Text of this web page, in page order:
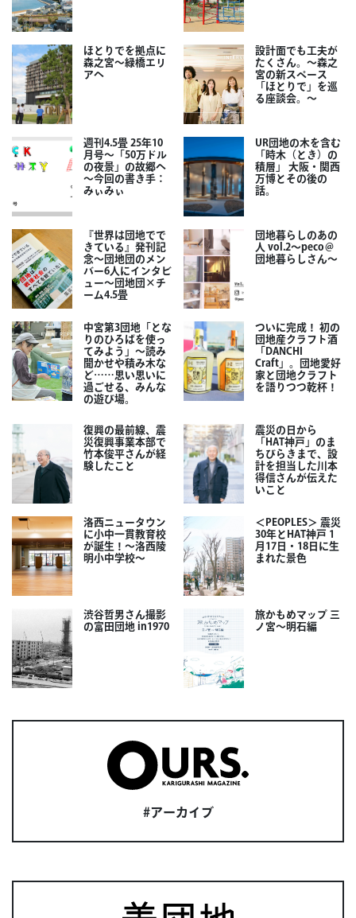
ほとりでを拠点に
森之宮～緑橋エリ
アへ
設計面でも工夫が
たくさん。～森之
宮の新スペース
「ほとりで」を巡
る座談会。～
週刊4.5畳 25年10
月号～「50万ドル
の夜景」の故郷へ
～今回の書き手：
みぃみぃ
UR団地の木を含む
「時木（とき）の
積層」 大阪・関西
万博とその後の
話。
『世界は団地でで
きている』発刊記
念～団地団のメン
バー6人にインタビ
ュー～団地団×チ
ーム4.5畳
団地暮らしのあの
人 vol.2～peco＠
団地暮らしさん～
中宮第3団地「とな
りのひろばを使っ
てみよう」～読み
聞かせや積み木な
ど……思い思いに
過ごせる、みんな
の遊び場。
ついに完成！ 初の
団地産クラフト酒
「DANCHI
Craft」。団地愛好
家と団地クラフト
を語りつつ乾杯！
復興の最前線、震
災復興事業本部で
竹本俊平さんが経
験したこと
震災の日から
「HAT神戸」のま
ちびらきまで、設
計を担当した川本
得信さんが伝えた
いこと
洛西ニュータウン
に小中一貫教育校
が誕生！～洛西陵
明小中学校～
＜PEOPLES＞ 震災
30年とHAT神戸 1
月17日・18日に生
まれた景色
渋谷哲男さん撮影
の富田団地 in1970
旅かもめマップ 三
ノ宮〜明石編
#アーカイブ